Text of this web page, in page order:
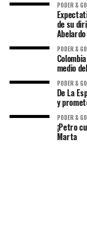
PODER &
de su
PODER &
medio
PODER &
De La
y
PODER &
¡Petro
Marta